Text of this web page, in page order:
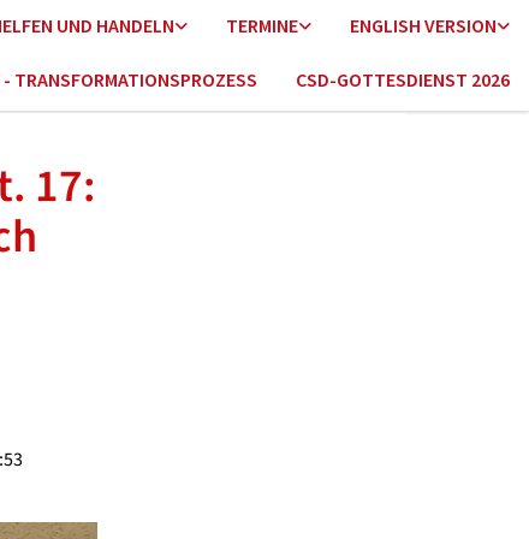
UND HANDELN TERMINE ENGLISH VERSION
TRANSFORMATIONSPROZESS CSD-GOTTESDIENST 2026
17: